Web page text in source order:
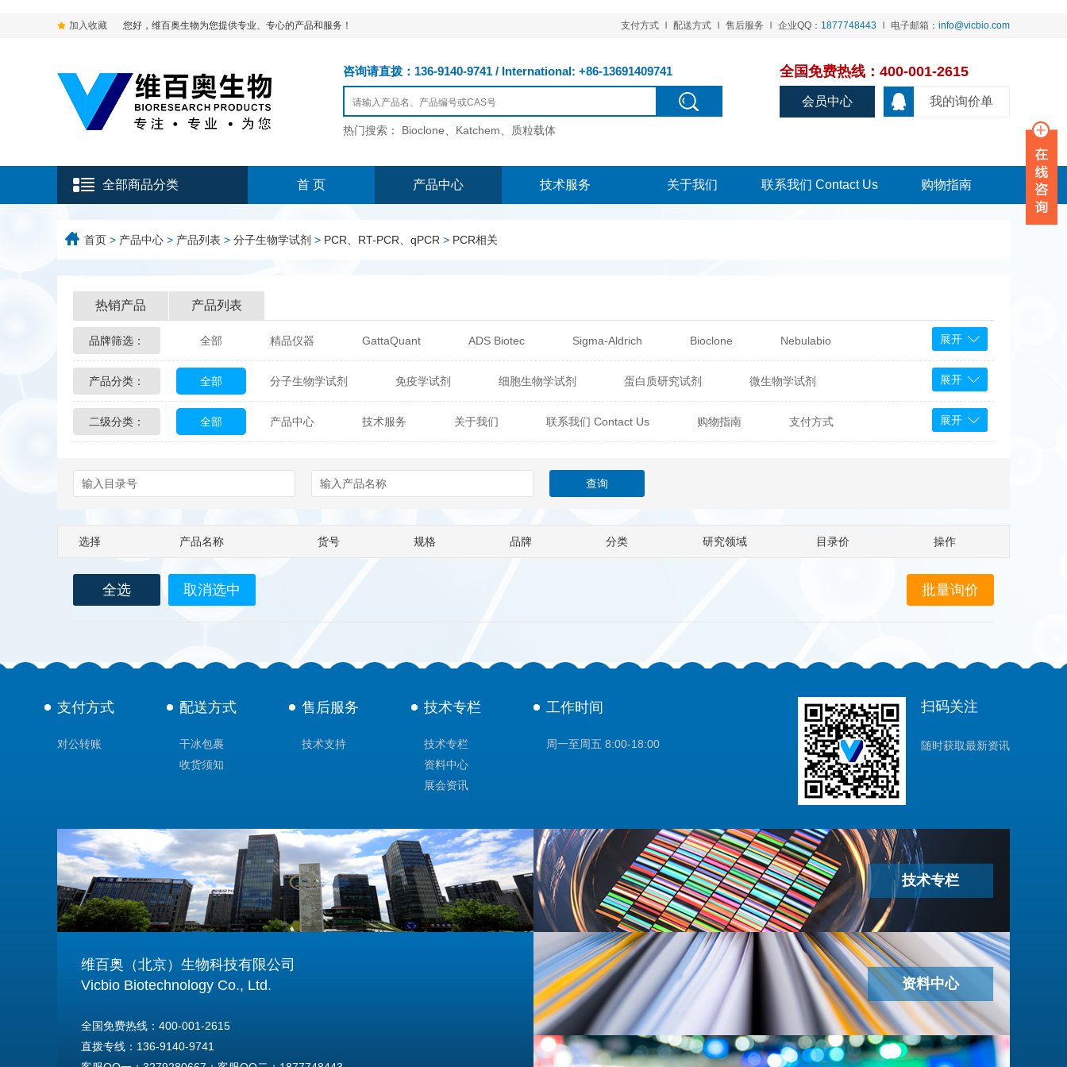
加入收藏 您好，维百奥生物为您提供专业、专心的产品和服务！ 支付方式 配送方式 售后服务 企业QQ： 1877748443 电子邮箱： info@vicbio.com
咨询请直拨：136-9140-9741 / International: +86-13691409741
热门搜索： Bioclone、Katchem、质粒载体
全国免费热线：400-001-2615
我的询价单
会员中心
全部商品分类 首 页 产品中心 技术服务 关于我们 联系我们 Contact Us 购物指南
首页 > 产品中心 > 产品列表 > 分子生物学试剂 > PCR、RT-PCR、qPCR > PCR相关
热销产品 产品列表
品牌筛选： 全部 精品仪器 GattaQuant ADS Biotec Sigma-Aldrich Bioclone Nebulabio
Glycon Biochem Sterlitech 热销产品 辰辉创聚生物® (Nebulabio) BPS Bioscience
Echelon Biosciences Verichem Laboratories Vicbio Biotech Click Chemistry Tools Bioassay Systems
Biotez Berlin Diametra ChemPep Eagle Biosciences Cytodiagnostics
Berry & Associates
Abbexa AbD Serotec Abnova Active Motif
展开
产品分类： 全部 分子生物学试剂 免疫学试剂 细胞生物学试剂 蛋白质研究试剂 微生物学试剂
化学及生物化学试剂 材料学试剂 仪器及设备 耗材及常用物品 其他产品
展开
二级分类： 全部 产品中心 技术服务 关于我们 联系我们 Contact Us 购物指南 支付方式 展开
选择 产品名称 货号 规格 品牌 分类 研究领域 目录价 操作
全选 取消选中
支付方式
对公转账
配送方式
干冰包裹
收货须知
售后服务
技术支持
技术专栏
技术专栏
资料中心
展会资讯
工作时间
周一至周五 8:00-18:00
扫码关注
随时获取最新资讯
维百奥（北京）生物科技有限公司
Vicbio Biotechnology Co., Ltd.
全国免费热线：400-001-2615
直拨专线：136-9140-9741
技术专栏
资料中心